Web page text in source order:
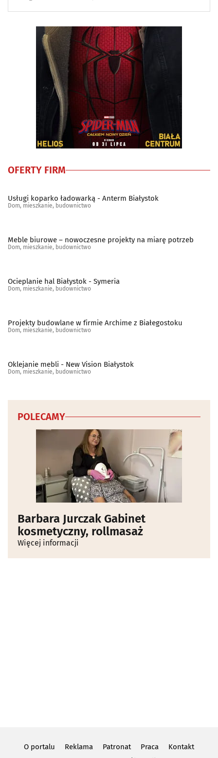
OFERTY FIRM
Usługi koparko ładowarką - Anterm Białystok
Dom, mieszkanie, budownictwo
Meble biurowe – nowoczesne projekty na miarę potrzeb
Dom, mieszkanie, budownictwo
Ocieplanie hal Białystok - Symeria
Dom, mieszkanie, budownictwo
Projekty budowlane w firmie Archime z Białegostoku
Dom, mieszkanie, budownictwo
Oklejanie mebli - New Vision Białystok
Dom, mieszkanie, budownictwo
POLECAMY
Barbara Jurczak Gabinet
kosmetyczny, rollmasaż
Więcej informacji
O portalu Reklama Patronat Praca
Kontakt